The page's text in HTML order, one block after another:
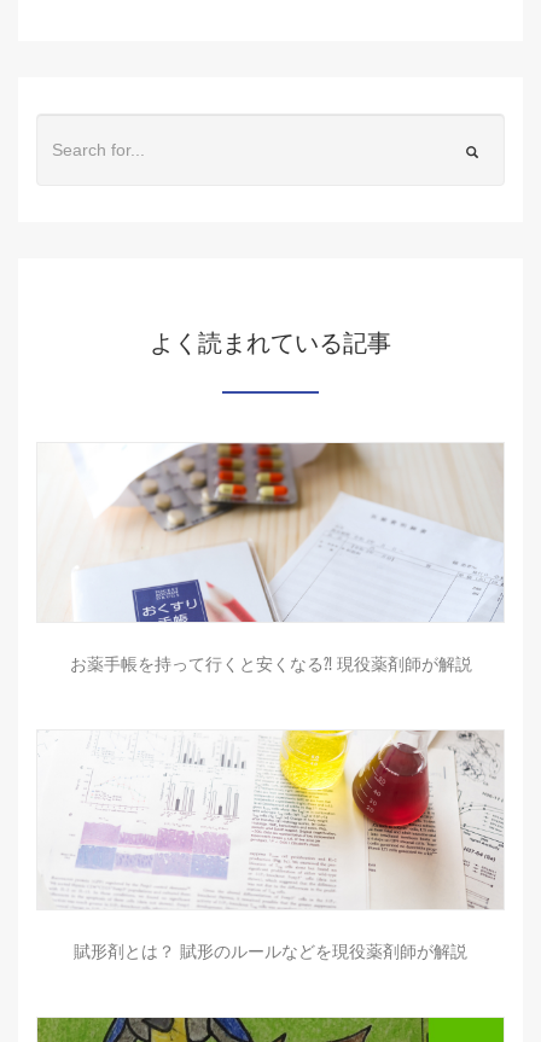
よく読まれている記事
お薬手帳を持って行くと安くなる⁈ 現役薬剤師が解説
賦形剤とは？ 賦形のルールなどを現役薬剤師が解説